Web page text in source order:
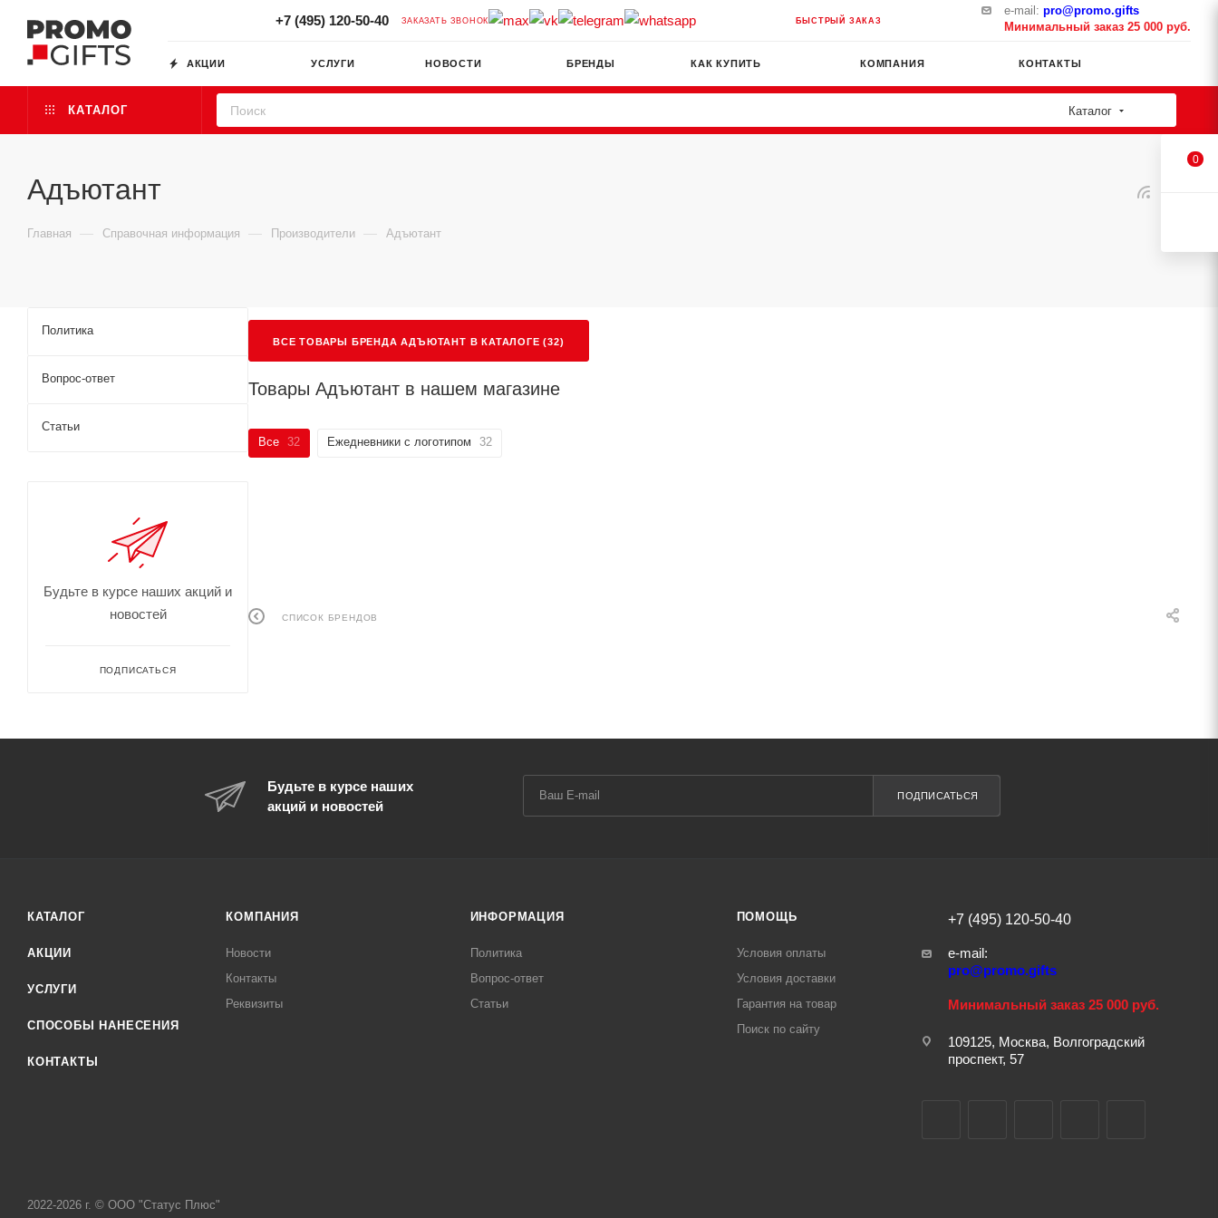
+7 (495) 120-50-40 ЗАКАЗАТЬ ЗВОНОК БЫСТРЫЙ ЗАКАЗ
e-mail: pro@promo.gifts
Минимальный заказ 25 000 руб.
АКЦИИ УСЛУГИ НОВОСТИ БРЕНДЫ КАК КУПИТЬ КОМПАНИЯ КОНТАКТЫ
КАТАЛОГ Каталог
Адъютант
Главная — Справочная информация — Производители — Адъютант
ВСЕ ТОВАРЫ БРЕНДА АДЪЮТАНТ В КАТАЛОГЕ (32)
Товары Адъютант в нашем магазине
Все 32 Ежедневники с логотипом 32
СПИСОК БРЕНДОВ
Политика
Вопрос-ответ
Статьи
Будьте в курсе наших акций и
новостей
ПОДПИСАТЬСЯ
Будьте в курсе наших
акций и новостей
ПОДПИСАТЬСЯ
КАТАЛОГ
АКЦИИ
УСЛУГИ
СПОСОБЫ НАНЕСЕНИЯ
КОНТАКТЫ
КОМПАНИЯ
Новости
Контакты
Реквизиты
ИНФОРМАЦИЯ
Политика
Вопрос-ответ
Статьи
ПОМОЩЬ
Условия оплаты
Условия доставки
Гарантия на товар
Поиск по сайту
+7 (495) 120-50-40
e-mail:
pro@promo.gifts
Минимальный заказ 25 000 руб.
109125, Москва, Волгоградский
проспект, 57
2022-2026 г. © ООО "Статус Плюс"
0